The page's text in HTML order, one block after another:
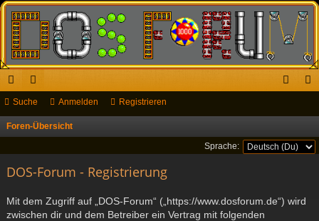
ch
ne
ug
or
en
el rie
Suche Anmelden Registrieren
Foren-Übersicht
u
Sprache:
DOS-Forum - Registrierung
Mit dem Zugriff auf „DOS-Forum“ („https://www.dosforum.de“) wird
zwischen dir und dem Betreiber ein Vertrag mit folgenden